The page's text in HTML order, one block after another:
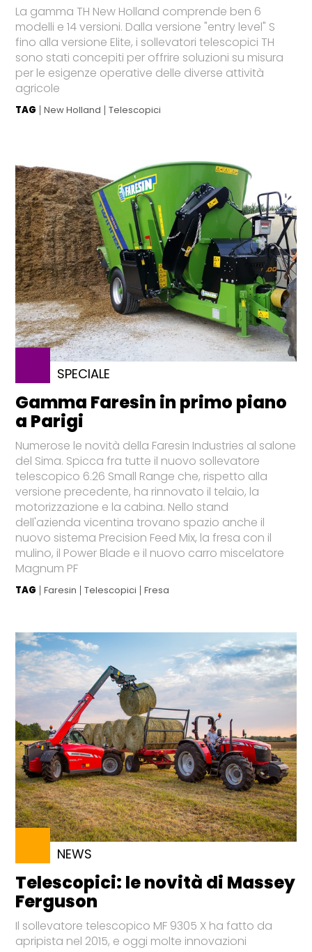
La gamma TH New Holland comprende ben 6
modelli e 14 versioni. Dalla versione "entry level" S
fino alla versione Elite, i sollevatori telescopici TH
sono stati concepiti per offrire soluzioni su misura
per le esigenze operative delle diverse attività
agricole
TAG New Holland Telescopici
SPECIALE
Gamma Faresin in primo piano
a Parigi
Numerose le novità della Faresin Industries al salone
del Sima. Spicca fra tutte il nuovo sollevatore
telescopico 6.26 Small Range che, rispetto alla
versione precedente, ha rinnovato il telaio, la
motorizzazione e la cabina. Nello stand
dell'azienda vicentina trovano spazio anche il
nuovo sistema Precision Feed Mix, la fresa con il
mulino, il Power Blade e il nuovo carro miscelatore
Magnum PF
TAG Faresin Telescopici Fresa
NEWS
Telescopici: le novità di Massey
Ferguson
Il sollevatore telescopico MF 9305 X ha fatto da
apripista nel 2015, e oggi molte innovazioni